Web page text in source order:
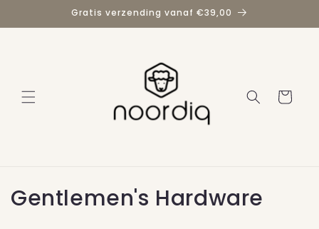
Inhalt
Gratis verzending vanaf €39,00
Warenkorb
K
Gentlemen's Hardware